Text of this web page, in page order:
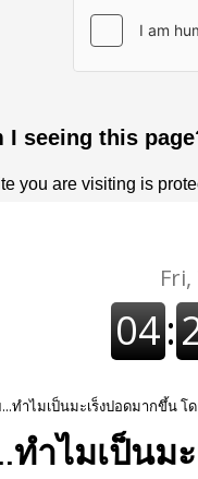
ทำไมเป็นมะเร็งปอดมากขึ้น โ
ำไมเป็นม